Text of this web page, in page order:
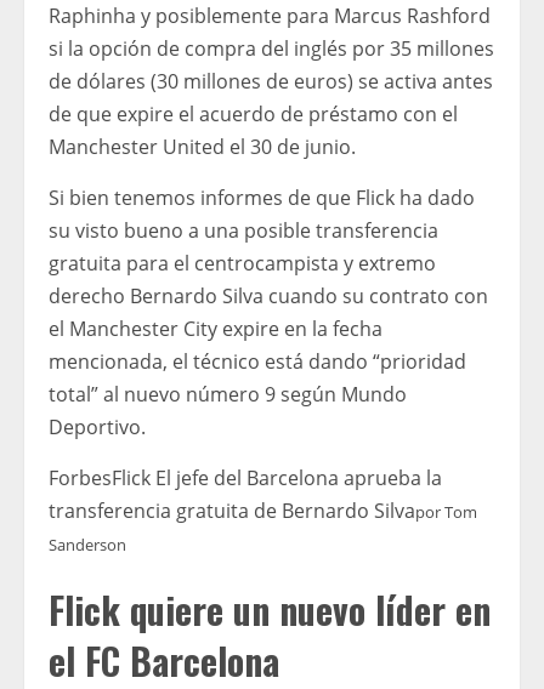
Raphinha y posiblemente para Marcus Rashford
si la opción de compra del inglés por 35 millones
de dólares (30 millones de euros) se activa antes
de que expire el acuerdo de préstamo con el
Manchester United el 30 de junio.
Si bien tenemos informes de que Flick ha dado
su visto bueno a una posible transferencia
gratuita para el centrocampista y extremo
derecho Bernardo Silva cuando su contrato con
el Manchester City expire en la fecha
mencionada, el técnico está dando “prioridad
total” al nuevo número 9 según Mundo
Deportivo.
ForbesFlick El jefe del Barcelona aprueba la
transferencia gratuita de Bernardo SilvaporTom
Sanderson
Flick quiere un nuevo líder en
el FC Barcelona